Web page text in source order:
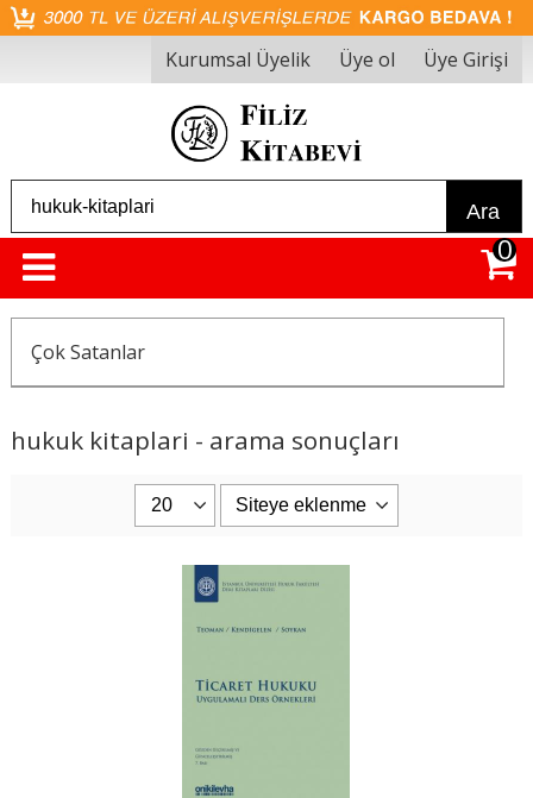
Kurumsal Üyelik Üye ol Üye Girişi
Ara
0
Çok Satanlar
hukuk kitaplari - arama sonuçları